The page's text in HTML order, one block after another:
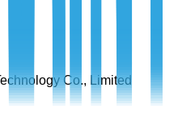
Co., Limited